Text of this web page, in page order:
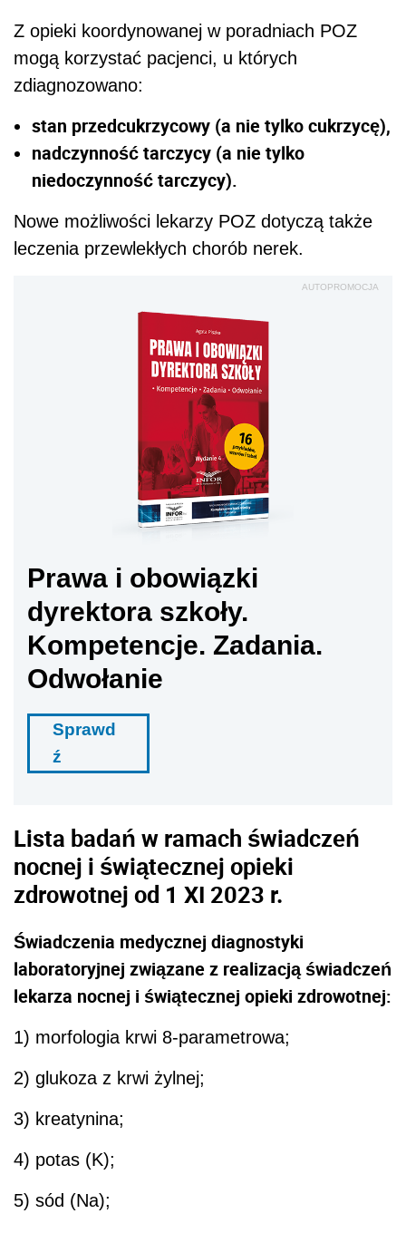
Z opieki koordynowanej w poradniach POZ
mogą korzystać pacjenci, u których
zdiagnozowano:
stan przedcukrzycowy (a nie tylko cukrzycę),
nadczynność tarczycy (a nie tylko
niedoczynność tarczycy).
Nowe możliwości lekarzy POZ dotyczą także
leczenia przewlekłych chorób nerek.
AUTOPROMOCJA
Prawa i obowiązki
dyrektora szkoły.
Kompetencje. Zadania.
Odwołanie
Sprawd
ź
Lista badań w ramach świadczeń
nocnej i świątecznej opieki
zdrowotnej od 1 XI 2023 r.
Świadczenia medycznej diagnostyki
laboratoryjnej związane z realizacją świadczeń
lekarza nocnej i świątecznej opieki zdrowotnej:
1) morfologia krwi 8-parametrowa;
2) glukoza z krwi żylnej;
3) kreatynina;
4) potas (K);
5) sód (Na);